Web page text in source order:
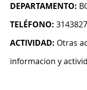
DEPARTAMENTO:
TELÉFONO:
ACTIVIDAD: Otras
informacion y